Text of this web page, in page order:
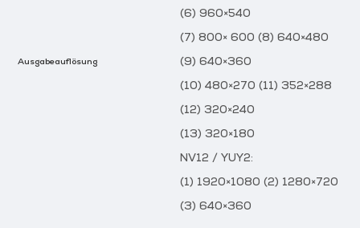
Ausgabeauflösung
(6) 960×540
(7) 800× 600 (8) 640×480
(9) 640×360
(10) 480×270 (11) 352×288
(12) 320×240
(13) 320×180
NV12 / YUY2:
(1) 1920×1080 (2) 1280×720
(3) 640×360